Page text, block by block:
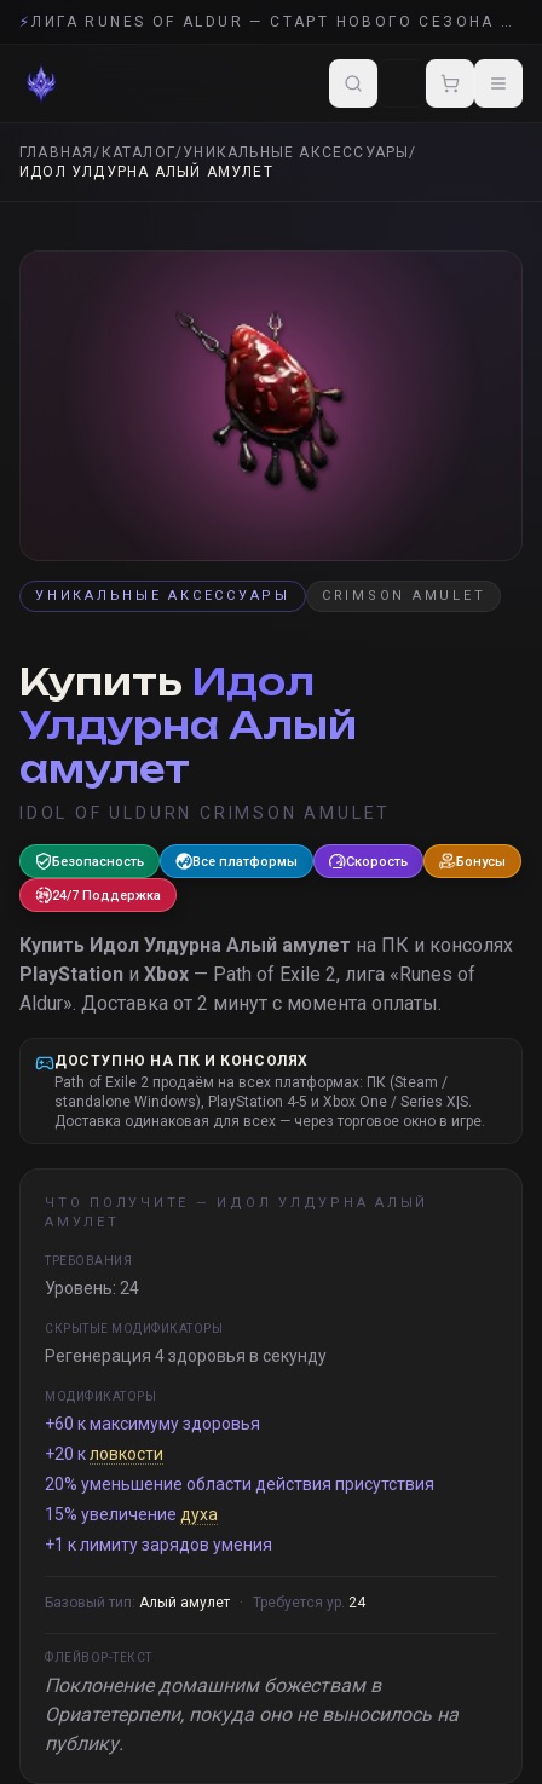
⚡ ЛИГА RUNES OF ALDUR — СТАРТ НОВОГО СЕЗОНА POE 2
ГЛАВНАЯ/ КАТАЛОГ/УНИКАЛЬНЫЕ АКСЕССУАРЫ/
ИДОЛ УЛДУРНА АЛЫЙ АМУЛЕТ
УНИКАЛЬНЫЕ АКСЕССУАРЫ CRIMSON AMULET
Купить Идол
Улдурна Алый
амулет
IDOL OF ULDURN CRIMSON AMULET
Безопасность Все платформы Скорость Бонусы
24/7 Поддержка
Купить Идол Улдурна Алый амулет на ПК и консолях
PlayStation и Xbox — Path of Exile 2, лига «Runes of
Aldur». Доставка от 2 минут с момента оплаты.
ДОСТУПНО НА ПК И КОНСОЛЯХ
Path of Exile 2 продаём на всех платформах: ПК (Steam /
standalone Windows), PlayStation 4-5 и Xbox One / Series X|S.
Доставка одинаковая для всех — через торговое окно в игре.
ЧТО ПОЛУЧИТЕ — ИДОЛ УЛДУРНА АЛЫЙ
АМУЛЕТ
ТРЕБОВАНИЯ
Уровень: 24
СКРЫТЫЕ МОДИФИКАТОРЫ
Регенерация 4 здоровья в секунду
МОДИФИКАТОРЫ
+60 к максимуму здоровья
+20 кловкости
20% уменьшение области действия присутствия
15% увеличение духа
+1 к лимиту зарядов умения
Базовый тип: Алый амулет · Требуется ур. 24
ФЛЕЙВОР-ТЕКСТ
Поклонение домашним божествам в
Ориатетерпели, покуда оно не выносилось на
публику.